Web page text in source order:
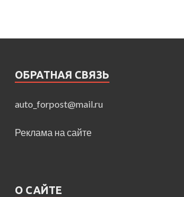
ОБРАТНАЯ СВЯЗЬ
auto_forpost@mail.ru
Реклама на сайте
О САЙТЕ